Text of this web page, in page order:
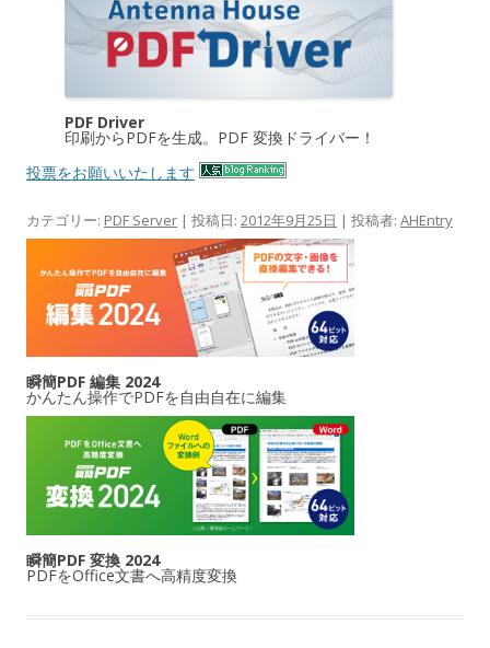
PDF Driver
印刷からPDFを生成。PDF 変換ドライバー！
投票をお願いいたします
カテゴリー: PDF Server | 投稿日: 2012年9月25日 | 投稿者: AHEntry
瞬簡PDF 編集 2024
かんたん操作でPDFを自由自在に編集
瞬簡PDF 変換 2024
PDFをOffice文書へ高精度変換